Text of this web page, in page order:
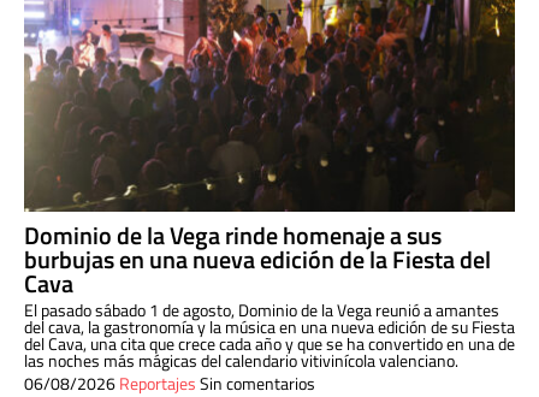
Dominio de la Vega rinde homenaje a sus
burbujas en una nueva edición de la Fiesta del
Cava
El pasado sábado 1 de agosto, Dominio de la Vega reunió a amantes
del cava, la gastronomía y la música en una nueva edición de su Fiesta
del Cava, una cita que crece cada año y que se ha convertido en una de
las noches más mágicas del calendario vitivinícola valenciano.
06/08/2026ReportajesSin comentarios